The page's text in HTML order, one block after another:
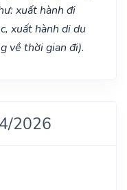
xuất hành đi
xuất hành di du
về thời gian đi).
2026